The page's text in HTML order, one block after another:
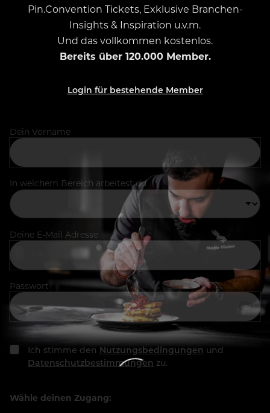
Pin.Convention Tickets, Exklusive Branchen-
Insights & Inspiration u.v.m.
Und das vollkommen kostenlos.
Bereits über 120.000 Member.
Login für bestehende Member
Dein Vorname
In welchem Bereich arbeitest du
Deine E-Mail Adresse
Passwort
Ich stimme den Nutzungsbedingungen und
Datenschutzbestimmungen zu.
Wähle deinen Zugang: